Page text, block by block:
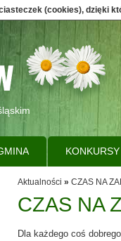
(cookies), dzięki
KONKURSY
CZAS NA
Aktualności » CZAS NA
Dla każdego coś